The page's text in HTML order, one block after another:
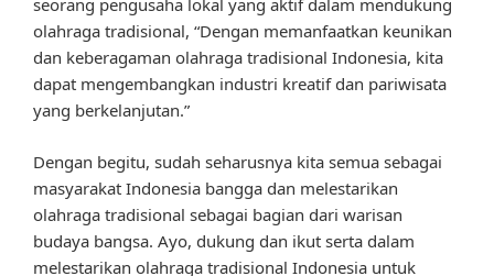
seorang pengusaha lokal yang aktif dalam mendukung
olahraga tradisional, “Dengan memanfaatkan keunikan
dan keberagaman olahraga tradisional Indonesia, kita
dapat mengembangkan industri kreatif dan pariwisata
yang berkelanjutan.”
Dengan begitu, sudah seharusnya kita semua sebagai
masyarakat Indonesia bangga dan melestarikan
olahraga tradisional sebagai bagian dari warisan
budaya bangsa. Ayo, dukung dan ikut serta dalam
melestarikan olahraga tradisional Indonesia untuk